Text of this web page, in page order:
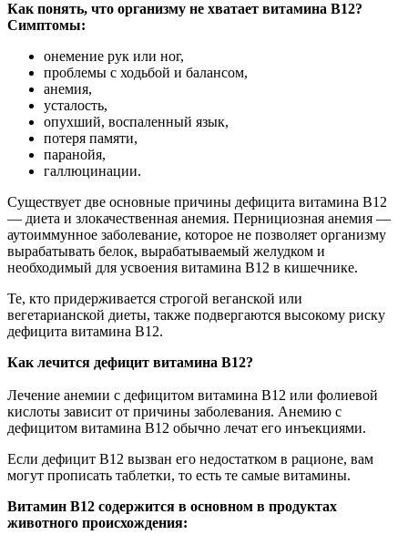
Как понять, что организму не хватает витамина В12?
Симптомы:
онемение рук или ног,
проблемы с ходьбой и балансом,
анемия,
усталость,
опухший, воспаленный язык,
потеря памяти,
паранойя,
галлюцинации.
Существует две основные причины дефицита витамина В12
— диета и злокачественная анемия. Пернициозная анемия —
аутоиммунное заболевание, которое не позволяет организму
вырабатывать белок, вырабатываемый желудком и
необходимый для усвоения витамина В12 в кишечнике.
Те, кто придерживается строгой веганской или
вегетарианской диеты, также подвергаются высокому риску
дефицита витамина В12.
Как лечится дефицит витамина В12?
Лечение анемии с дефицитом витамина В12 или фолиевой
кислоты зависит от причины заболевания. Анемию с
дефицитом витамина В12 обычно лечат его инъекциями.
Если дефицит В12 вызван его недостатком в рационе, вам
могут прописать таблетки, то есть те самые витамины.
Витамин В12 содержится в основном в продуктах
животного происхождения: